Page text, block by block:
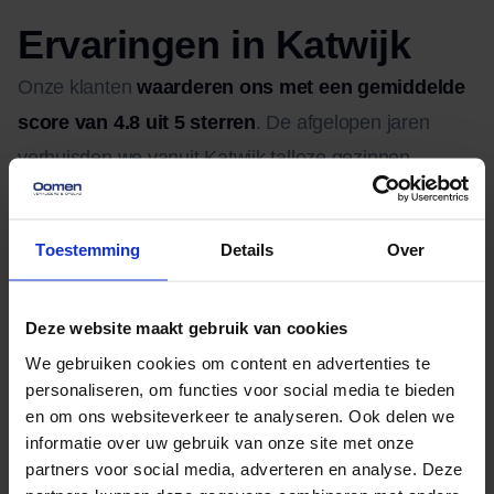
Toestemming Details Over
Deze website maakt gebruik van cookies
We gebruiken cookies om content en advertenties te
personaliseren, om functies voor social media te bieden
en om ons websiteverkeer te analyseren. Ook delen we
informatie over uw gebruik van onze site met onze
partners voor social media, adverteren en analyse. Deze
Ervaringen in Katwijk
Onze klantenwaarderen ons met een gemiddelde
score van 4.8 uit 5 sterren. De afgelopen jaren
verhuisden we vanuit Katwijk talloze gezinnen,
senioren en bedrijven in de regio. Klanten noemen
zorgvuldig. Precies waar we voor staan: aandacht,
Veelgestelde vragen
Wat kost een verhuizing in Katwijk?
De kosten hangen af van de grootte van je woning,